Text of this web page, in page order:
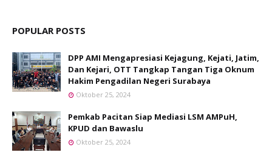
POPULAR POSTS
DPP AMI Mengapresiasi Kejagung, Kejati, Jatim,
Dan Kejari, OTT Tangkap Tangan Tiga Oknum
Hakim Pengadilan Negeri Surabaya
Oktober 25, 2024
Pemkab Pacitan Siap Mediasi LSM AMPuH,
KPUD dan Bawaslu
Oktober 25, 2024